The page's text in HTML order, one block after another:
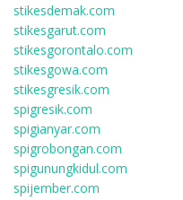
stikesdemak.com
stikesgarut.com
stikesgorontalo.com
stikesgowa.com
stikesgresik.com
spigresik.com
spigianyar.com
spigrobongan.com
spigunungkidul.com
spijember.com